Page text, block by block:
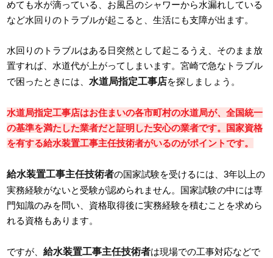
めても水が滴っている、お風呂のシャワーから水漏れしている
など水回りのトラブルが起こると、生活にも支障が出ます。
水回りのトラブルはある日突然として起こるうえ、そのまま放
置すれば、水道代が上がってしまいます。宮崎で急なトラブル
で困ったときには、水道局指定工事店を探しましょう。
水道局指定工事店はお住まいの各市町村の水道局が、全国統一
の基準を満たした業者だと証明した安心の業者です。国家資格
を有する給水装置工事主任技術者がいるのがポイントです。
給水装置工事主任技術者の国家試験を受けるには、3年以上の
実務経験がないと受験が認められません。国家試験の中には専
門知識のみを問い、資格取得後に実務経験を積むことを求めら
れる資格もあります。
ですが、給水装置工事主任技術者は現場での工事対応などで